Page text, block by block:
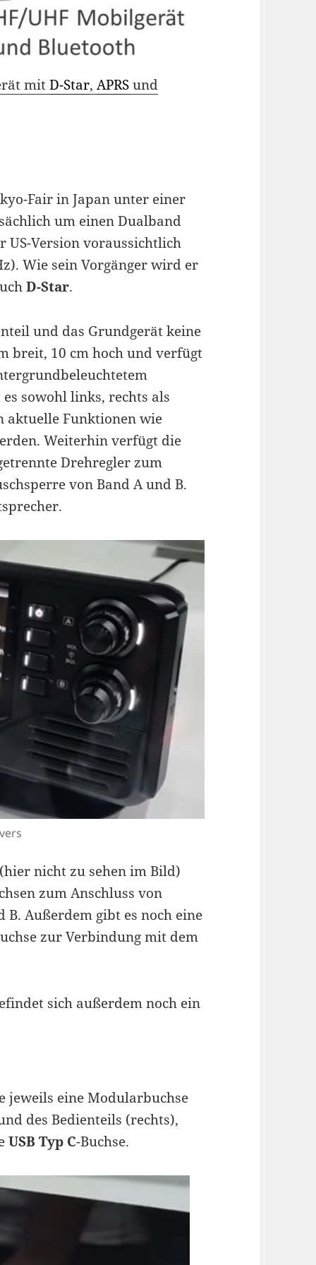
mitD-Star,APRSund
Fair in Japan unter einer
um einen Dualband
US-Version voraussichtlich
Wie sein Vorgänger wird er
D-Star.
und das Grundgerät keine
breit, 10 cm hoch und verfügt
sowohl links, rechts als
aktuelle Funktionen wie
Weiterhin verfügt die
Drehregler zum
von Band A und B.
nicht zu sehen im Bild)
zum Anschluss von
Außerdem gibt es noch eine
zur Verbindung mit dem
sich außerdem noch ein
jeweils eine Modularbuchse
des Bedienteils (rechts),
USB Typ C-Buchse.